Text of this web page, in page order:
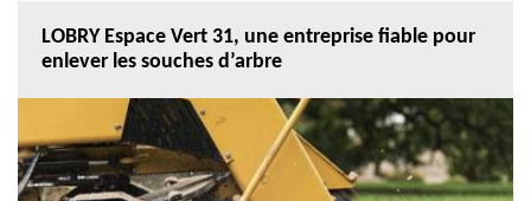
LOBRY Espace Vert 31, une entreprise fiable pour
enlever les souches d’arbre